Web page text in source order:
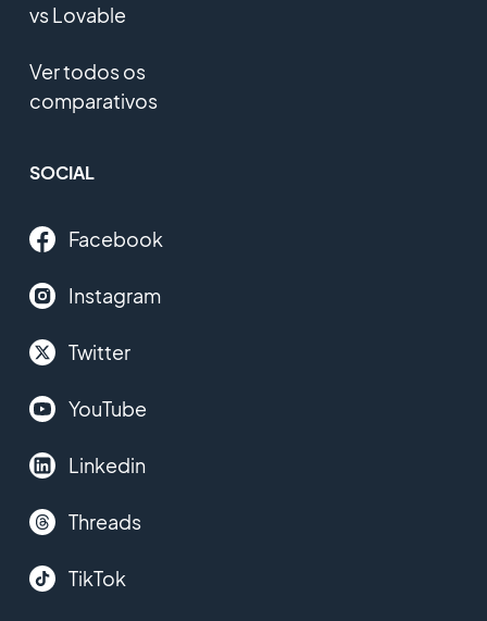
vs Lovable
Ver todos os
comparativos
SOCIAL
Facebook
Instagram
Twitter
YouTube
Linkedin
Threads
TikTok